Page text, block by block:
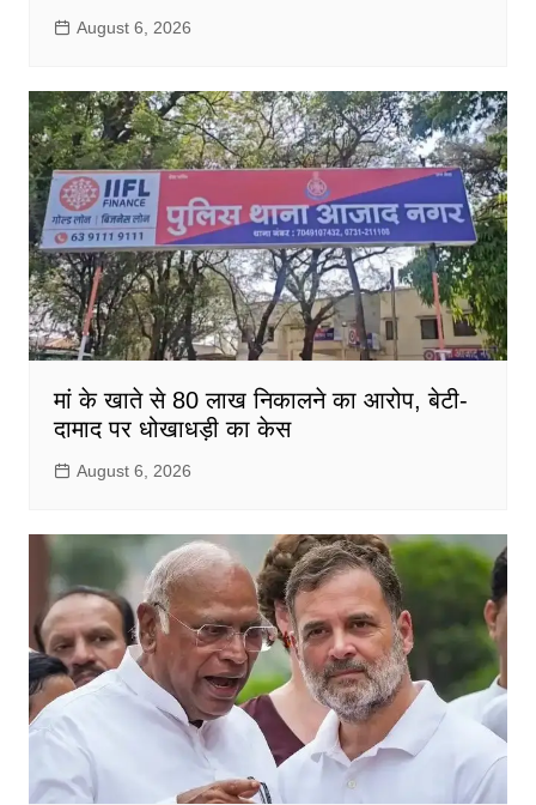
August 6, 2026
मां के खाते से 80 लाख निकालने का आरोप, बेटी-
दामाद पर धोखाधड़ी का केस
August 6, 2026